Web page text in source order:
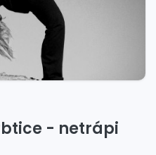
- netrápi